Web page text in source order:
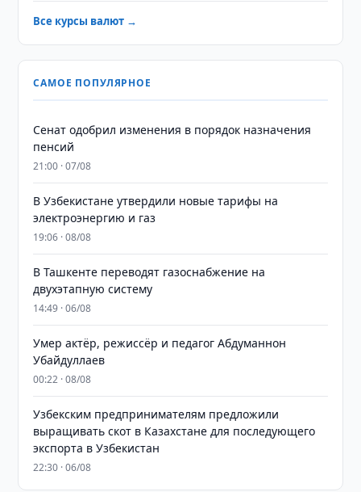
Все курсы валют →
САМОЕ ПОПУЛЯРНОЕ
Сенат одобрил изменения в порядок назначения
пенсий
21:00 · 07/08
В Узбекистане утвердили новые тарифы на
электроэнергию и газ
19:06 · 08/08
В Ташкенте переводят газоснабжение на
двухэтапную систему
14:49 · 06/08
Умер актёр, режиссёр и педагог Абдуманнон
Убайдуллаев
00:22 · 08/08
Узбекским предпринимателям предложили
выращивать скот в Казахстане для последующего
экспорта в Узбекистан
22:30 · 06/08